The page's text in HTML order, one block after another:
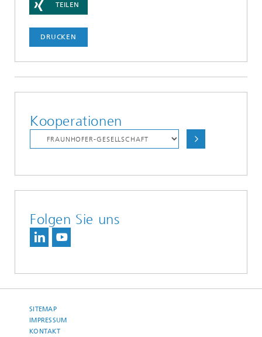
TEILEN
DRUCKEN
Kooperationen
Folgen Sie uns
SITEMAP
IMPRESSUM
KONTAKT